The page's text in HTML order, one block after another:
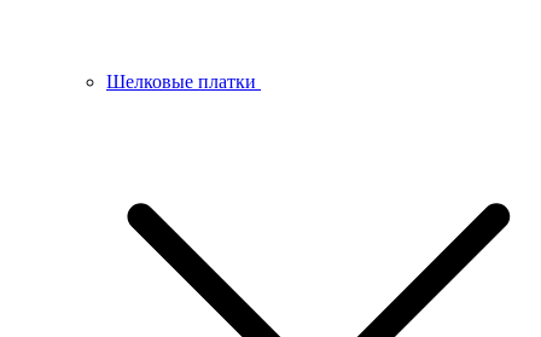
Шелковые платки